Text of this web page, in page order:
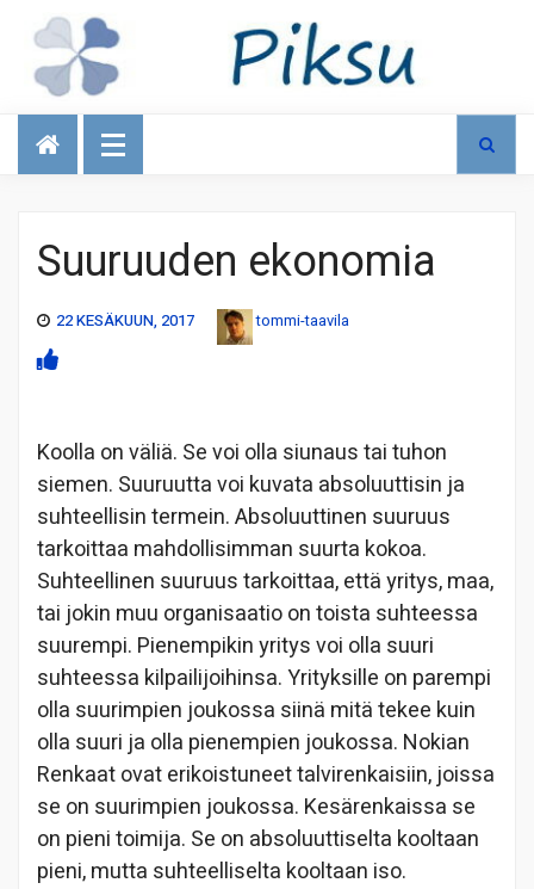
Talous
Suuruuden ekonomia
22 KESÄKUUN, 2017 tommi-taavila
Koolla on väliä. Se voi olla siunaus tai tuhon
siemen. Suuruutta voi kuvata absoluuttisin ja
suhteellisin termein. Absoluuttinen suuruus
tarkoittaa mahdollisimman suurta kokoa.
Suhteellinen suuruus tarkoittaa, että yritys, maa,
tai jokin muu organisaatio on toista suhteessa
suurempi. Pienempikin yritys voi olla suuri
suhteessa kilpailijoihinsa. Yrityksille on parempi
olla suurimpien joukossa siinä mitä tekee kuin
olla suuri ja olla pienempien joukossa. Nokian
Renkaat ovat erikoistuneet talvirenkaisiin, joissa
se on suurimpien joukossa. Kesärenkaissa se
on pieni toimija. Se on absoluuttiselta kooltaan
pieni, mutta suhteelliselta kooltaan iso.